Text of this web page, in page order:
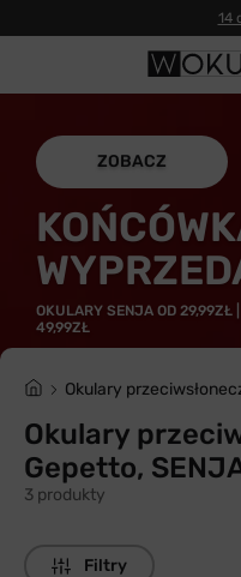
14
ZOBACZ
OKULARY SENJA OD 29,99ZŁ
49,99ZŁ
Okulary
Okulary
Gepetto,
3 produkty
Filtry